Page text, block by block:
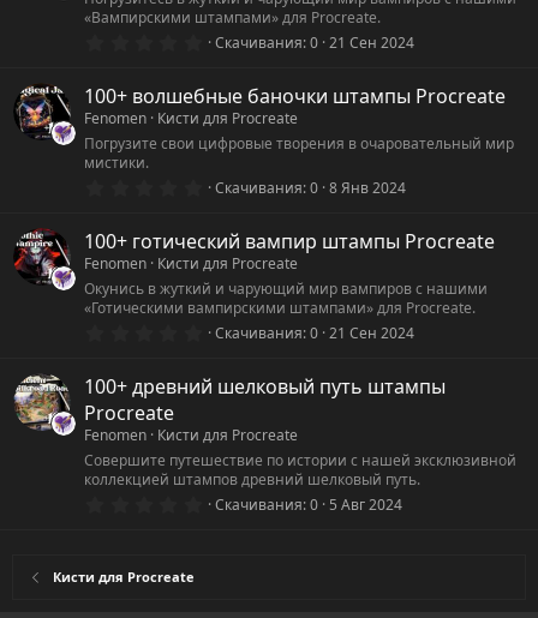
з
«Вампирскими штампами» для Procreate.
0
0
з
в
ё
Скачивания 0 21 Сен 2024
100+ волшебные баночки штампы Procreate
Fenomen Кисти для Procreate
Погрузите свои цифровые творения в очаровательный мир
мистики.
0
0
з
в
ё
з
Скачивания 0 8 Янв 2024
100+ готический вампир штампы Procreate
Fenomen Кисти для Procreate
Окунись в жуткий и чарующий мир вампиров с нашими
«Готическими вампирскими штампами» для Procreate.
0
0
з
ё
з
д
Скачивания 0 21 Сен 2024
100+ древний шелковый путь штампы
Procreate
Fenomen Кисти для Procreate
Совершите путешествие по истории с нашей эксклюзивной
коллекцией штампов древний шелковый путь.
0Скачивания 0 5 Авг 2024
Кисти для Procreate